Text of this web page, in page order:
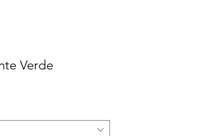
Verde